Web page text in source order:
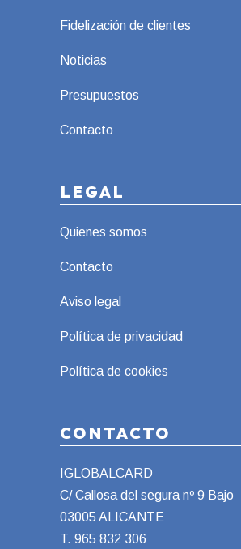
Fidelización de clientes
Noticias
Presupuestos
Contacto
LEGAL
Quienes somos
Contacto
Aviso legal
Política de privacidad
Política de cookies
CONTACTO
IGLOBALCARD
C/ Callosa del segura nº 9 Bajo
03005 ALICANTE
T. 965 832 306